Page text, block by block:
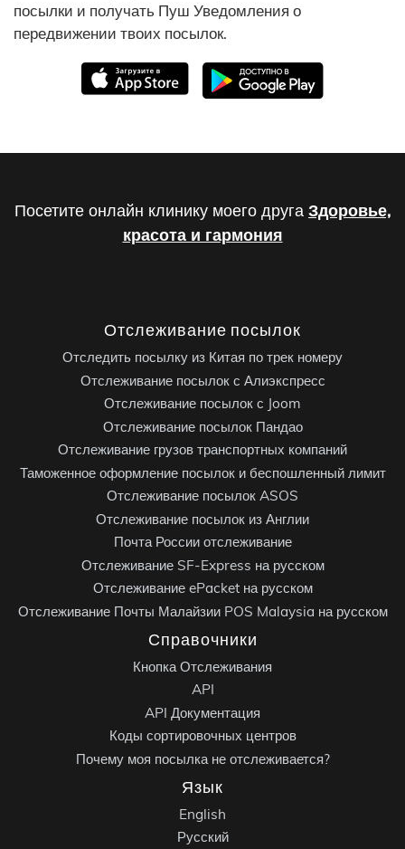
посылки и получать Пуш Уведомления о
передвижении твоих посылок.
Посетите онлайн клинику моего друга Здоровье,
красота и гармония
Отслеживание посылок
Отследить посылку из Китая по трек номеру
Отслеживание посылок с Алиэкспресс
Отслеживание посылок с Joom
Отслеживание посылок Пандао
Отслеживание грузов транспортных компаний
Таможенное оформление посылок и беспошленный лимит
Отслеживание посылок ASOS
Отслеживание посылок из Англии
Почта России отслеживание
Отслеживание SF-Express на русском
Отслеживание ePacket на русском
Отслеживание Почты Малайзии POS Malaysia на русском
Справочники
Кнопка Отслеживания
API
API Документация
Коды сортировочных центров
Почему моя посылка не отслеживается?
Язык
English
Русский